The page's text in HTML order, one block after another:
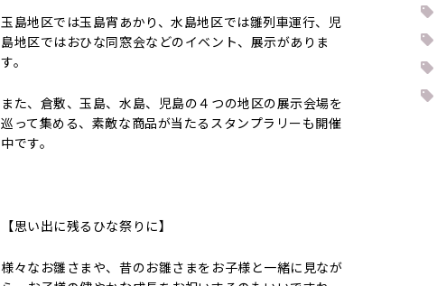
玉島地区では玉島宵あかり、水島地区では雛列車運行、児
島地区ではおひな同窓会などのイベント、展示がありま
す。
また、倉敷、玉島、水島、児島の４つの地区の展示会場を
巡って集める、素敵な商品が当たるスタンプラリーも開催
中です。
【思い出に残るひな祭りに】
様々なお雛さまや、昔のお雛さまをお子様と一緒に見なが